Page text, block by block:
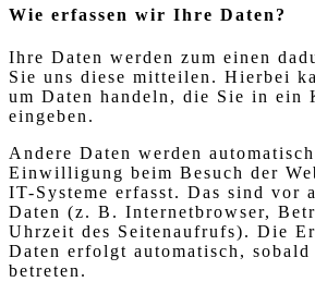
Wie erfassen wir Ihre Daten?
Ihre Daten werden zum einen
Sie uns diese mitteilen. Hierbei
um Daten handeln, die Sie in ein
eingeben.
Andere Daten werden
Einwilligung beim Besuch der
IT-Systeme erfasst. Das sind vor
Daten (z. B. Internetbrowser,
Uhrzeit des Seitenaufrufs). Die
Daten erfolgt automatisch, sobald
betreten.